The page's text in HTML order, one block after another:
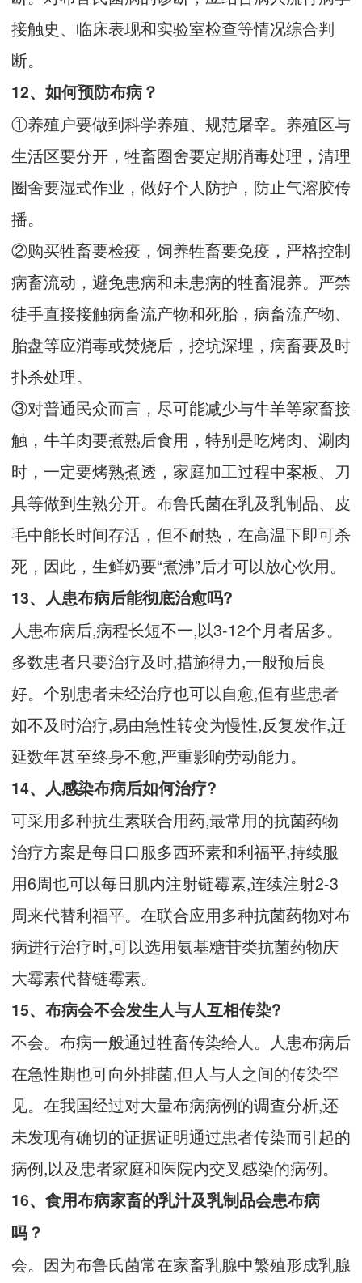
接触史、临床表现和实验室检查等情况综合判
断。
12、如何预防布病？
①养殖户要做到科学养殖、规范屠宰。养殖区与
生活区要分开，牲畜圈舍要定期消毒处理，清理
圈舍要湿式作业，做好个人防护，防止气溶胶传
播。
②购买牲畜要检疫，饲养牲畜要免疫，严格控制
病畜流动，避免患病和未患病的牲畜混养。严禁
徒手直接接触病畜流产物和死胎，病畜流产物、
胎盘等应消毒或焚烧后，挖坑深埋，病畜要及时
扑杀处理。
③对普通民众而言，尽可能减少与牛羊等家畜接
触，牛羊肉要煮熟后食用，特别是吃烤肉、涮肉
时，一定要烤熟煮透，家庭加工过程中案板、刀
具等做到生熟分开。布鲁氏菌在乳及乳制品、皮
毛中能长时间存活，但不耐热，在高温下即可杀
死，因此，生鲜奶要“煮沸”后才可以放心饮用。
13、人患布病后能彻底治愈吗?
人患布病后,病程长短不一,以3-12个月者居多。
多数患者只要治疗及时,措施得力,一般预后良
好。个别患者未经治疗也可以自愈,但有些患者
如不及时治疗,易由急性转变为慢性,反复发作,迁
延数年甚至终身不愈,严重影响劳动能力。
14、人感染布病后如何治疗?
可采用多种抗生素联合用药,最常用的抗菌药物
治疗方案是每日口服多西环素和利福平,持续服
用6周也可以每日肌内注射链霉素,连续注射2-3
周来代替利福平。在联合应用多种抗菌药物对布
病进行治疗时,可以选用氨基糖苷类抗菌药物庆
大霉素代替链霉素。
15、布病会不会发生人与人互相传染?
不会。布病一般通过牲畜传染给人。人患布病后
在急性期也可向外排菌,但人与人之间的传染罕
见。在我国经过对大量布病病例的调查分析,还
未发现有确切的证据证明通过患者传染而引起的
病例,以及患者家庭和医院内交叉感染的病例。
16、食用布病家畜的乳汁及乳制品会患布病
吗？
会。因为布鲁氏菌常在家畜乳腺中繁殖形成乳腺